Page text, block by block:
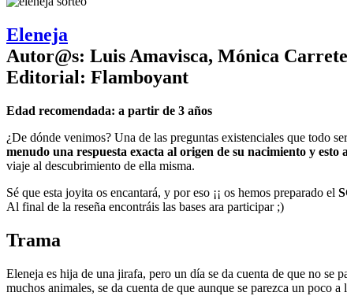
Eleneja
Autor@s: Luis Amavisca, Mónica
Editorial: Flamboyant
Edad recomendada: a partir de 3 años
¿De dónde venimos? Una de las preguntas existenciales que todo
menudo una respuesta exacta al origen de su nacimiento y esto
viaje al descubrimiento de ella misma.
Sé que esta joyita os encantará, y por eso ¡¡ os hemos preparado el
Al final de la reseña encontráis las bases ara participar ;)
Trama
Eleneja es hija de una jirafa, pero un día se da cuenta de que no se
muchos animales, se da cuenta de que aunque se parezca un poco